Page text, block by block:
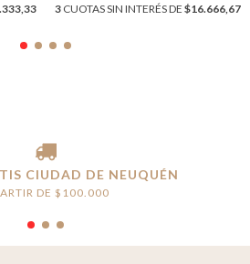
3 CUOTAS SIN INTERÉS DE $16.666,67
CIUDAD DE NEUQUÉN
DE $100.000